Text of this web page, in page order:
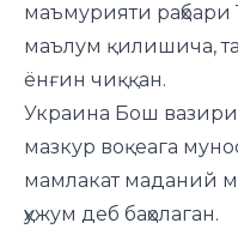
маъмурияти
маълум қилишича,
ёнғин чиққан.
Украина Бош
мазкур воқеага
мамлакат маданий
ҳужум деб баҳолаган.